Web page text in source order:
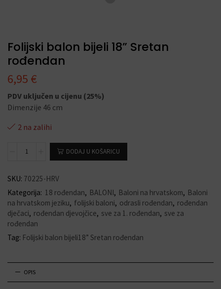
Folijski balon bijeli 18” Sretan
rođendan
6,95 €
PDV uključen u cijenu (25%)
Dimenzije 46 cm
2 na zalihi
DODAJ U KOŠARICU
SKU: 70225-HRV
Kategorija: 18 rođendan, BALONI, Baloni na hrvatskom, Baloni
na hrvatskom jeziku, folijski baloni, odrasli rođendan, rođendan
dječaci, rođendan djevojčice, sve za 1. rođendan, sve za
rođendan
Tag: Folijski balon bijeli18” Sretan rođendan
OPIS